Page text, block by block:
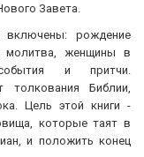
Завета.
включены: рождение
молитва, женщины в
и притчи.
толкования Библии,
Цель этой книги -
которые таят в
и положить конец